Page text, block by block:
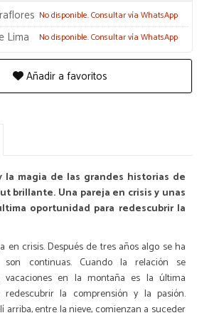
No disponible. Consultar vía WhatsApp
Lima No disponible. Consultar vía WhatsApp
Añadir a favoritos
la magia de las grandes historias de
brillante. Una pareja en crisis y unas
oportunidad para redescubrir la
en crisis. Después de tres años algo se ha
son continuas. Cuando la relación se
vacaciones en la montaña es la última
redescubrir la comprensión y la pasión.
arriba, entre la nieve, comienzan a suceder